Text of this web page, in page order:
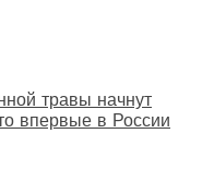
травы начнут
впервые в России